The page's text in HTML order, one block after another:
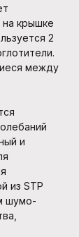
крышке
2
между
и
из STP
шумо-